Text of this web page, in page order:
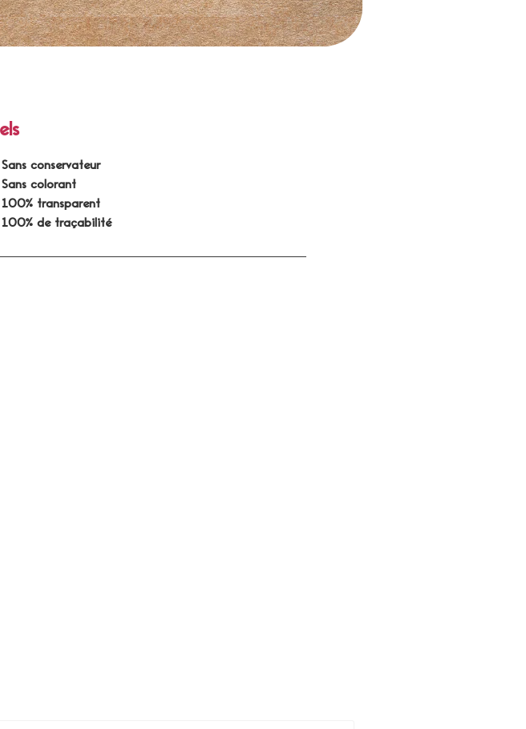
Sans conservateur
Sans colorant
100% transparent
100% de traçabilité